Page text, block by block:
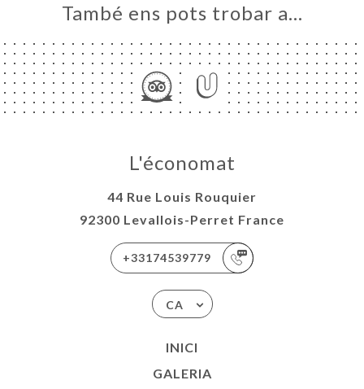
També ens pots trobar a…
L'économat
44 Rue Louis Rouquier
92300 Levallois-Perret France
+33174539779
CA
INICI
GALERIA